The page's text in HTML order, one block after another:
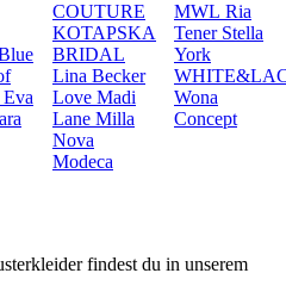
Eva
COUTURE
KOTAPSKA
BRIDAL
Lina Becker
Love Madi
Lane Milla
Nova
Modeca
MWL Ria
Tener Stella
York
Wona
Concept
findest du in unserem